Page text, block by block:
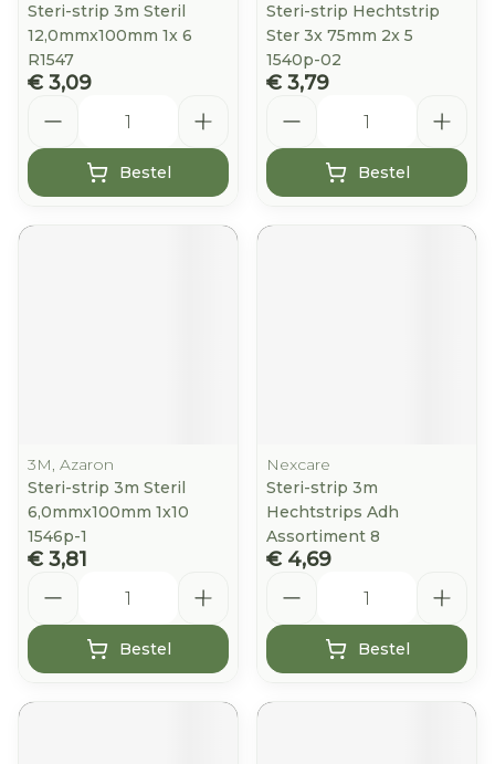
Steri-strip 3m Steril
12,0mmx100mm 1x 6
R1547
€ 3,09
Bestel
Steri-strip Hechtstrip
Ster 3x 75mm 2x 5
1540p-02
€ 3,79
Bestel
3M, Azaron
Steri-strip 3m Steril
6,0mmx100mm 1x10
1546p-1
€ 3,81
Bestel
Nexcare
Steri-strip 3m
Hechtstrips Adh
Assortiment 8
€ 4,69
Bestel